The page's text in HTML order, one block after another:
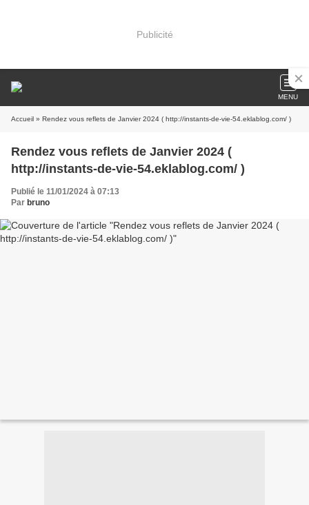
Publicité
MENU
Accueil » Rendez vous reflets de Janvier 2024 ( http://instants-de-vie-54.eklablog.com/ )
Rendez vous reflets de Janvier 2024 (
http://instants-de-vie-54.eklablog.com/ )
Publié le 11/01/2024 à 07:13
Par bruno